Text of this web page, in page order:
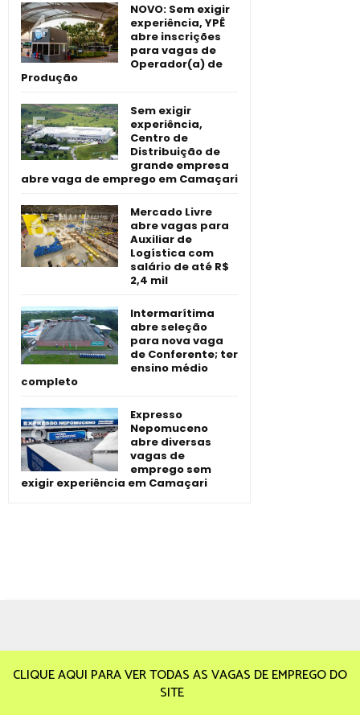
NOVO: Sem exigir
experiência, YPÊ
abre inscrições
para vagas de
Operador(a) de
Produção
Sem exigir
experiência,
Centro de
Distribuição de
grande empresa
abre vaga de emprego em Camaçari
Mercado Livre
abre vagas para
Auxiliar de
Logística com
salário de até R$
2,4 mil
Intermarítima
abre seleção
para nova vaga
de Conferente; ter
ensino médio
completo
Expresso
Nepomuceno
abre diversas
vagas de
emprego sem
exigir experiência em Camaçari
CLIQUE AQUI PARA VER TODAS AS VAGAS DE EMPREGO DO
SITE